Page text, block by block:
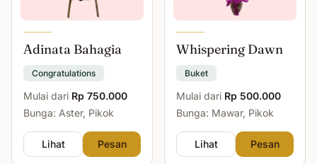
Adinata Bahagia
Congratulations
Mulai dari Rp 750.000
Bunga: Aster, Pikok
Lihat Pesan
Whispering Dawn
Buket
Mulai dari Rp 500.000
Bunga: Mawar, Pikok
Lihat Pesan